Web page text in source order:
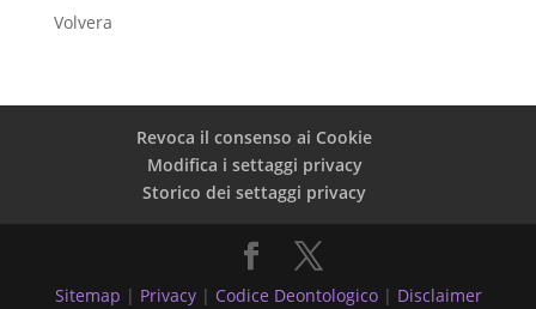
Volvera
Revoca il consenso ai Cookie
Modifica i settaggi privacy
Storico dei settaggi privacy
Sitemap | Privacy | Codice Deontologico | Disclaimer